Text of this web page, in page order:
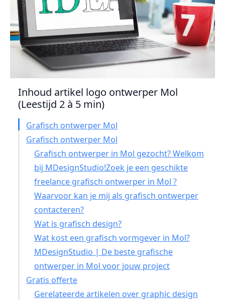
Inhoud artikel logo ontwerper Mol
(Leestijd 2 à 5 min)
Grafisch ontwerper Mol
Grafisch ontwerper Mol
Grafisch ontwerper in Mol gezocht? Welkom
bij MDesignStudio!Zoek je een geschikte
freelance grafisch ontwerper in Mol ?
Waarvoor kan je mij als grafisch ontwerper
contacteren?
Wat is grafisch design?
Wat kost een grafisch vormgever in Mol?
MDesignStudio | De beste grafische
ontwerper in Mol voor jouw project
Gratis offerte
Gerelateerde artikelen over graphic design